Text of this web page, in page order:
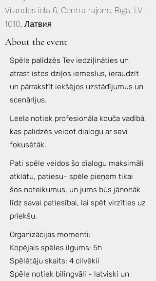
Vīlandes iela 6, Centra rajons, Rīga, LV-
1010, Латвия
About the event
Spēle palīdzēs Tev iedziļināties un
atrast īstos dziļos iemeslus, ieraudzīt
un pārrakstīt iekšējos uzstādījumus un
scenārijus.
Leela notiek profesionāla kouča vadībā,
kas palīdzēs veidot dialogu ar sevi
fokusētāk.
Pati spēle veidos šo dialogu maksimāli
atklātu, patiesu- spēle pieņem tikai
šos noteikumus, un jums būs jānonāk
līdz savai patiesībai, lai spēt virzīties uz
priekšu.
Organizācijas momenti:
Kopējais spēles ilgums: 5h
Spēlētāju skaits: 4 cilvēkii
Spēle notiek bilingvāli - latviski un